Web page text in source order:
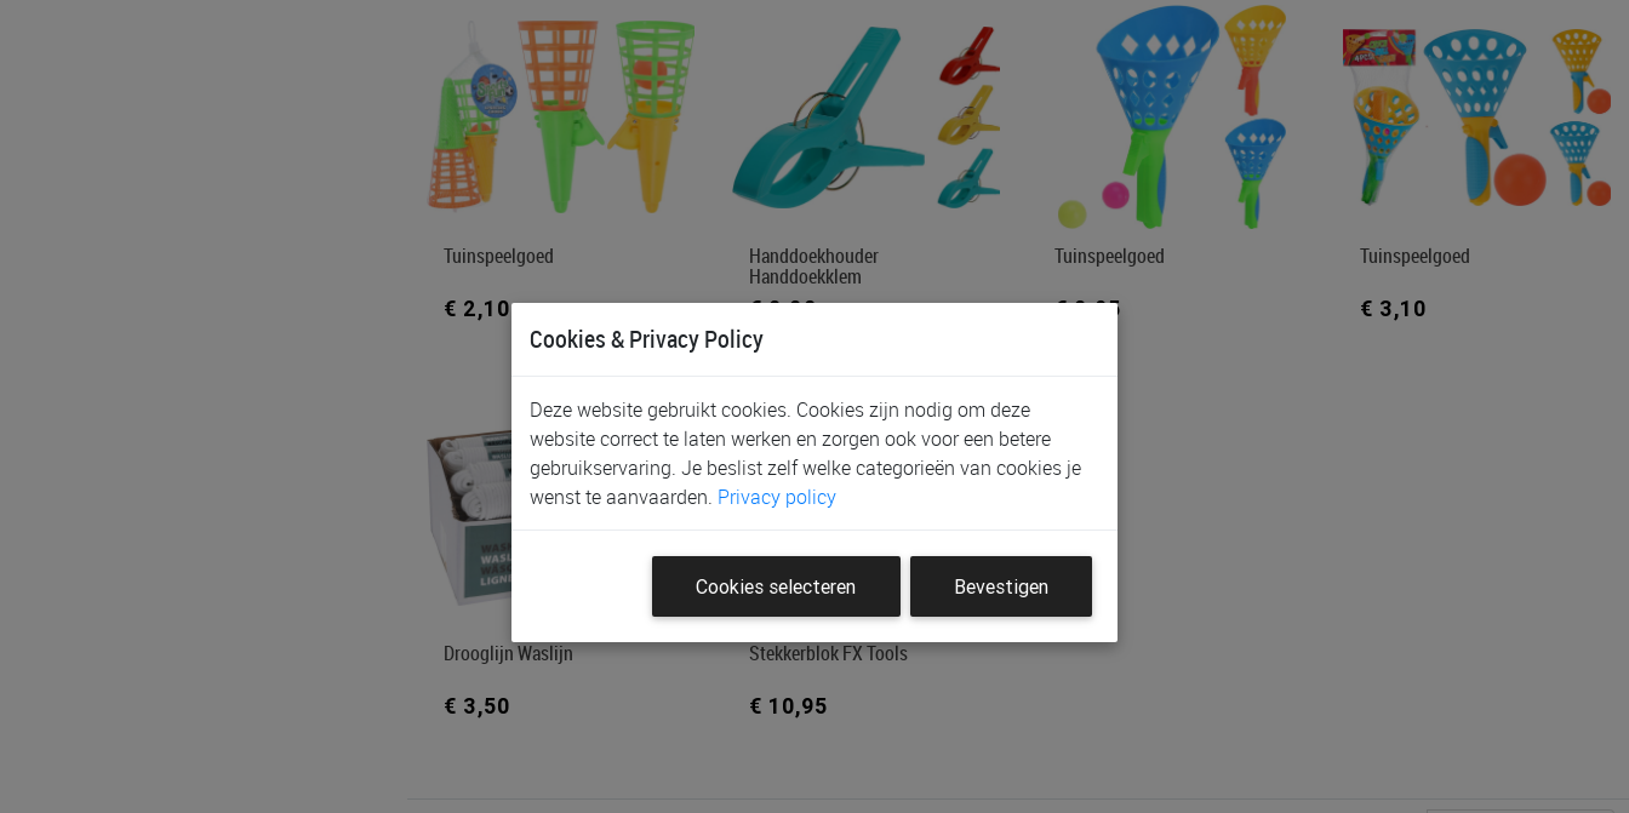
Tuinspeelgoed
€ 2,10
Handdoekhouder
Handdoekklem
€ 2,20
Tuinspeelgoed
€ 2,95
Tuinspeelgoed
€ 3,10
Drooglijn Waslijn
€ 3,50
Stekkerblok FX Tools
€ 10,95
Cookies & Privacy Policy
Deze website gebruikt cookies. Cookies zijn nodig om deze
website correct te laten werken en zorgen ook voor een betere
gebruikservaring. Je beslist zelf welke categorieën van cookies je
wenst te aanvaarden. Privacy policy
Cookies selecteren Bevestigen